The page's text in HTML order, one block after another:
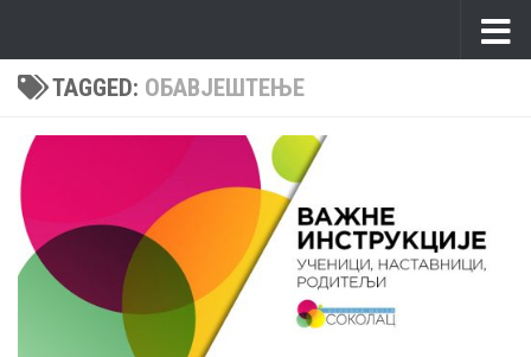
TAGGED: ОБАВЈЕШТЕЊЕ